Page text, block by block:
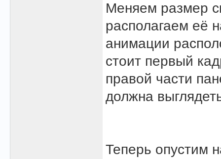
Меняем размер
располагаем её
анимации
стоит первый
правой части
должна
Теперь опустим